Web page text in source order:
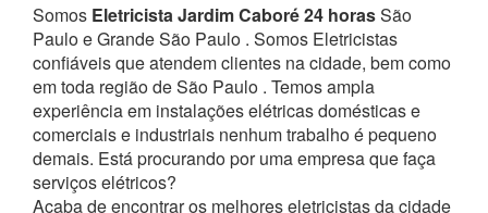
Somos Eletricista Jardim Caboré 24 horasSão
Paulo e Grande São Paulo . Somos Eletricistas
confiáveis que atendem clientes na cidade, bem como
em toda região de São Paulo . Temos ampla
experiência em instalações elétricas domésticas e
comerciais e industriais nenhum trabalho é pequeno
demais. Está procurando por uma empresa que faça
serviços elétricos?
Acaba de encontrar os melhores eletricistas da cidade